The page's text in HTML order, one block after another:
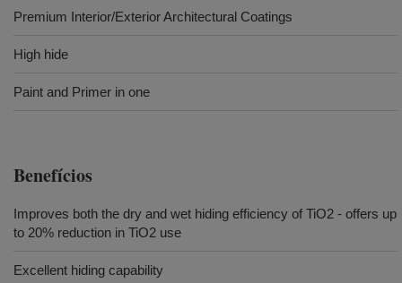
Premium Interior/Exterior Architectural Coatings
High hide
Paint and Primer in one
Benefícios
Improves both the dry and wet hiding efficiency of TiO2 - offers up
to 20% reduction in TiO2 use
Excellent hiding capability